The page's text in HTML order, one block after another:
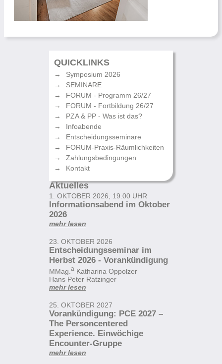
QUICKLINKS
Symposium 2026
SEMINARE
FORUM - Programm 26/27
FORUM - Fortbildung 26/27
PZA & PP - Was ist das?
Infoabende
Entscheidungsseminare
FORUM-Praxis-Räumlichkeiten
Zahlungsbedingungen
Kontakt
Aktuelles
1. OKTOBER 2026, 19.00 UHR
Informationsabend im Oktober
2026
mehr lesen
23. OKTOBER 2026
Entscheidungsseminar im
Herbst 2026 - Vorankündigung
MMag. a Katharina Oppolzer
Hans Peter Ratzinger
mehr lesen
25. OKTOBER 2027
Vorankündigung: PCE 2027 –
The Personcentered
Experience. Einwöchige
Encounter-Gruppe
mehr lesen